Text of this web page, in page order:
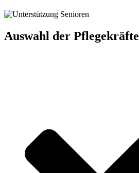
Auswahl der Pflegekräfte